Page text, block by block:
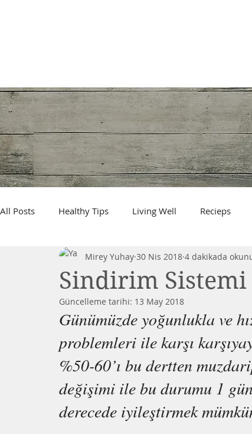
All Posts Healthy Tips Living Well Recieps
Sindirim Sistemi
Mirey Yuhay 30 Nis 2018 4 dakikada
Güncelleme tarihi: 13 May 2018
Günümüzde yoğunlukla ve
problemleri ile karşı
%50-60’ı bu dertten
değişimi ile bu durumu 1
derecede iyileştirmek